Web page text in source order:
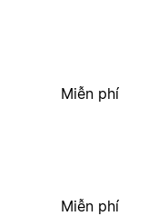
Miễn phí
Miễn phí